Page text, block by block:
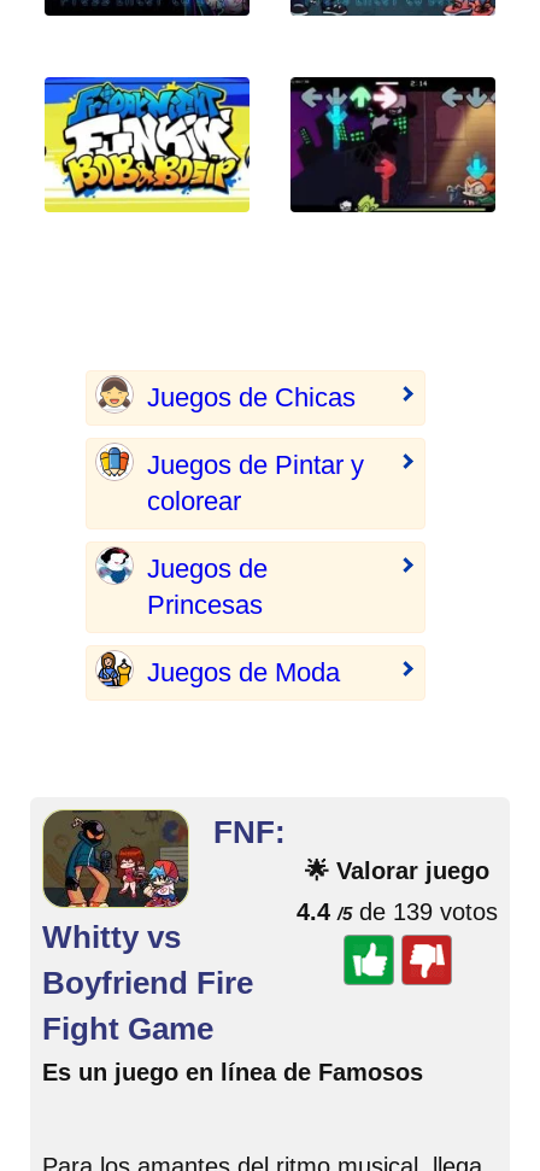
Juegos de Chicas
Juegos de Pintar y
colorear
Juegos de
Princesas
Juegos de Moda
🌟 Valorar juego
4.4 /5de 139 votos
FNF:
Whitty vs
Boyfriend Fire
Fight Game
Es un juego en línea de Famosos